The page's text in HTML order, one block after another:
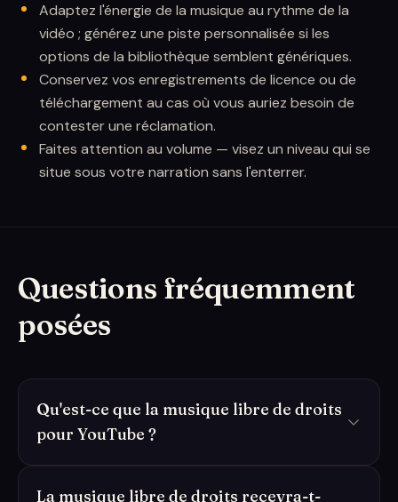
Adaptez l'énergie de la musique au rythme de la
vidéo ; générez une piste personnalisée si les
options de la bibliothèque semblent génériques.
Conservez vos enregistrements de licence ou de
téléchargement au cas où vous auriez besoin de
contester une réclamation.
Faites attention au volume — visez un niveau qui se
situe sous votre narration sans l'enterrer.
Questions fréquemment
posées
Qu'est-ce que la musique libre de droits
pour YouTube ?
La musique libre de droits recevra-t-